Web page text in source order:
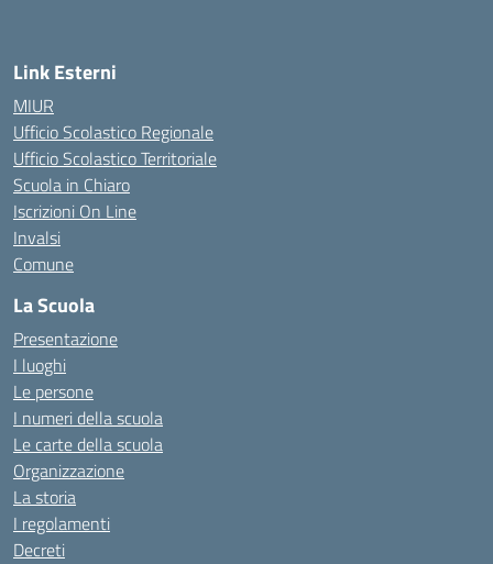
Link Esterni
MIUR
Ufficio Scolastico Regionale
Ufficio Scolastico Territoriale
Scuola in Chiaro
Iscrizioni On Line
Invalsi
Comune
La Scuola
Presentazione
I luoghi
Le persone
I numeri della scuola
Le carte della scuola
Organizzazione
La storia
I regolamenti
Decreti